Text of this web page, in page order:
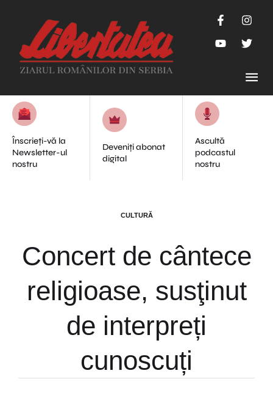
Înscrieți-vă la
Newsletter-ul
nostru
Deveniți abonat
digital
Ascultă
podcastul
nostru
CULTURĂ
Concert de cântece
religioase, susţinut
de interpreți
cunoscuți